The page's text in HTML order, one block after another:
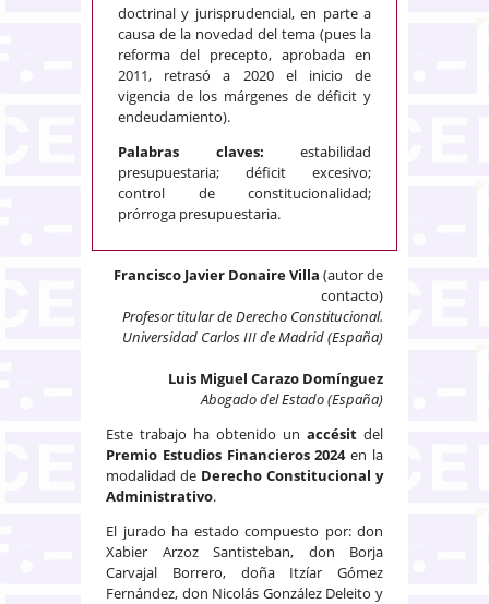
doctrinal y jurisprudencial, en parte a
causa de la novedad del tema (pues la
reforma del precepto, aprobada en
2011, retrasó a 2020 el inicio de
vigencia de los márgenes de déficit y
endeudamiento).
Palabras claves: estabilidad
presupuestaria; déficit excesivo;
control de constitucionalidad;
prórroga presupuestaria.
Francisco Javier Donaire Villa (autor de
contacto)
Profesor titular de Derecho Constitucional.
Universidad Carlos III de Madrid (España)
Luis Miguel Carazo Domínguez
Abogado del Estado (España)
Este trabajo ha obtenido un accésit del
Premio Estudios Financieros 2024en la
modalidad de Derecho Constitucional y
Administrativo.
El jurado ha estado compuesto por: don
Xabier Arzoz Santisteban, don Borja
Carvajal Borrero, doña Itzíar Gómez
Fernández, don Nicolás González Deleito y